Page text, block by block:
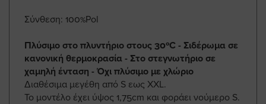
Σύνθεση: 100%Pol
Πλύσιμο στο πλυντήριο στους 30ºC - Σιδέρωμα σε
κανονική θερμοκρασία - Στο στεγνωτήριο σε
χαμηλή ένταση - Όχι πλύσιμο με χλώριο
Διαθέσιμα μεγέθη από S εως XXL.
Το μοντέλο έχει ύψος 1,75cm και φοράει νούμερο S.